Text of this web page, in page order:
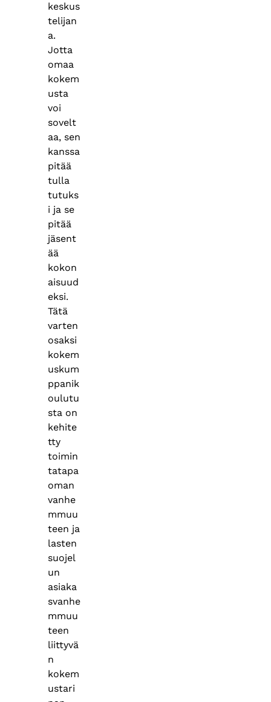
keskus
telijan
a.
Jotta
omaa
kokem
usta
voi
sovelt
aa, sen
kanssa
pitää
tulla
tutuks
i ja se
pitää
jäsent
ää
kokon
aisuud
eksi.
Tätä
varten
osaksi
kokem
uskum
ppanik
oulutu
sta on
kehite
tty
toimin
tatapa
oman
vanhe
mmuu
teen ja
lasten
suojel
un
asiaka
svanhe
mmuu
teen
liittyvä
n
kokem
ustari